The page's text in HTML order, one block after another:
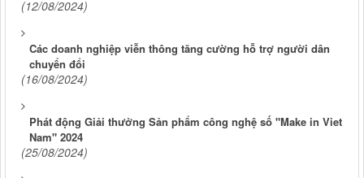
(12/08/2024)
Các doanh nghiệp viễn thông tăng cường hỗ trợ người dân
chuyển đổi
(16/08/2024)
Phát động Giải thưởng Sản phẩm công nghệ số "Make in Viet
Nam" 2024
(25/08/2024)